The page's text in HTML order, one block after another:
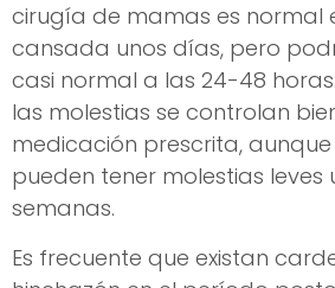
cirugía de mamas es normal
cansada unos días, pero
casi normal a las 24-48
las molestias se controlan
medicación prescrita,
pueden tener molestias leves
semanas.
Es frecuente que existan